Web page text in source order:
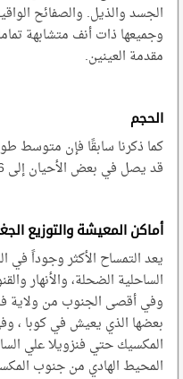
الجسد والذيل. والصفائح
وجميعها ذات أنف متشابهة
مقدمة العينين.
الحجم
قد يصل في بعض الأحيان إلى 6 أمتار.
أماكن المعيشة والتوزيع
يعد التمساح الأكثر وجوداً
الساحلية الضحلة، والأنهار
وفي أقصى الجنوب من ولاية
بعضها الذي يعيش في كوبا ،
المكسيك حتي فنزويلا علي
المحيط الهادي من جنوب